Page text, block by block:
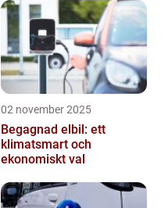
02 november 2025
Begagnad elbil: ett
klimatsmart och
ekonomiskt val